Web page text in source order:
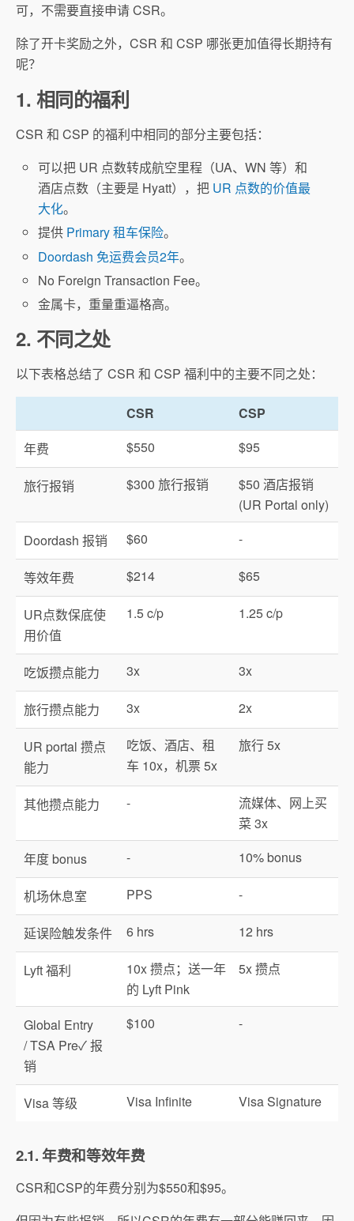
可，不需要直接申请 CSR。
除了开卡奖励之外，CSR 和 CSP 哪张更加值得长期持有
呢？
1. 相同的福利
CSR 和 CSP 的福利中相同的部分主要包括：
可以把 UR 点数转成航空里程（UA、WN 等）和
酒店点数（主要是 Hyatt），把 UR 点数的价值最
大化。
提供 Primary 租车保险。
Doordash 免运费会员2年。
No Foreign Transaction Fee。
金属卡，重量重逼格高。
2. 不同之处
以下表格总结了 CSR 和 CSP 福利中的主要不同之处：
CSR
CSP
年费
$550 $95
旅行报销 $300 旅行报销
$50 酒店报销
(UR Portal only)
Doordash 报销
$60 -
等效年费 $214 $65
UR点数保底使
用价值
1.5 c/p 1.25 c/p
吃饭攒点能力 3x 3x
旅行攒点能力 3x 2x
UR portal 攒点
能力
吃饭、酒店、租
车 10x，机票 5x
旅行 5x
其他攒点能力 -
流媒体、网上买
菜 3x
年度 bonus
- 10% bonus
机场休息室 PPS -
延误险触发条件 6 hrs 12 hrs
Lyft 福利
10x 攒点；送一年
的 Lyft Pink
5x 攒点
Global Entry
/ TSA Pre✓ 报
销
$100 -
Visa 等级 Visa Infinite Visa Signature
2.1. 年费和等效年费
CSR和CSP的年费分别为$550和$95。